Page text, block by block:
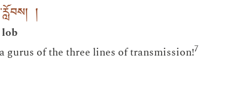
།
gurus of the three lines of transmission!7